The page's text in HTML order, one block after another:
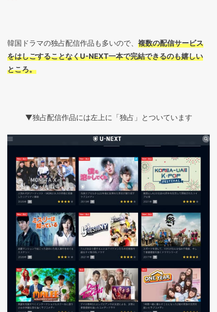
韓国ドラマの独占配信作品も多いので、 複数の配信サービス
をはしごすることなくU-NEXT一本で完結できるのも嬉しい
ところ。
▼独占配信作品には左上に「独占」とついています